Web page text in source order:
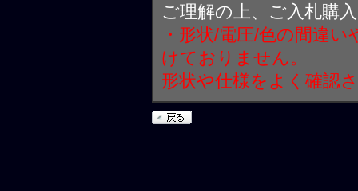
ご理解の上、ご入札購
・形状/電圧/色の間違
けておりません。
形状や仕様をよく確認